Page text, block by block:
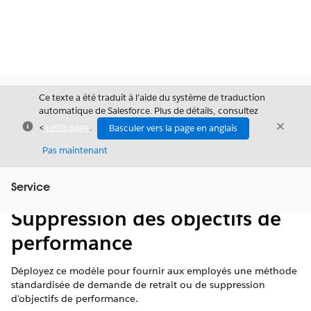
Fermer
Ce texte a été traduit à l’aide du système de traduction
automatique de Salesforce. Plus de détails, consultez
<cette page .
Basculer vers la page en anglais
Pas maintenant
Fermer
Service
Suppression des objectifs de
performance
Déployez ce modèle pour fournir aux employés une méthode
standardisée de demande de retrait ou de suppression
d'objectifs de performance.